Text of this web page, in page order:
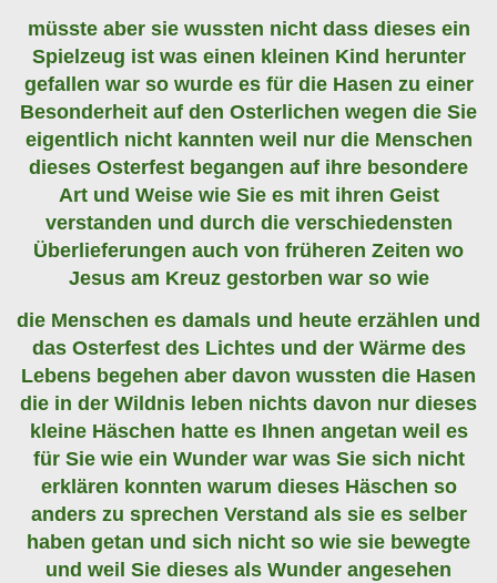
müsste aber sie wussten nicht dass dieses ein
Spielzeug ist was einen kleinen Kind herunter
gefallen war so wurde es für die Hasen zu einer
Besonderheit auf den Osterlichen wegen die Sie
eigentlich nicht kannten weil nur die Menschen
dieses Osterfest begangen auf ihre besondere
Art und Weise wie Sie es mit ihren Geist
verstanden und durch die verschiedensten
Überlieferungen auch von früheren Zeiten wo
Jesus am Kreuz gestorben war so wie
die Menschen es damals und heute erzählen und
das Osterfest des Lichtes und der Wärme des
Lebens begehen aber davon wussten die Hasen
die in der Wildnis leben nichts davon nur dieses
kleine Häschen hatte es Ihnen angetan weil es
für Sie wie ein Wunder war was Sie sich nicht
erklären konnten warum dieses Häschen so
anders zu sprechen Verstand als sie es selber
haben getan und sich nicht so wie sie bewegte
und weil Sie dieses als Wunder angesehen